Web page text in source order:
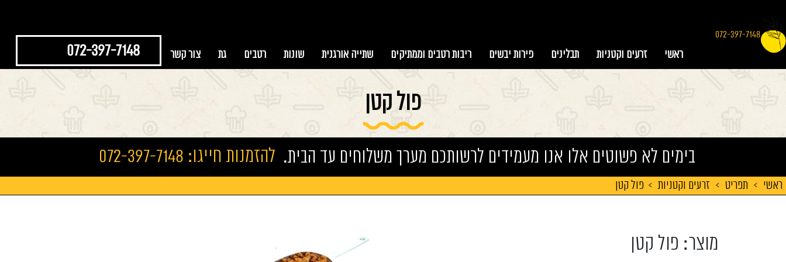
072-397-7148
ראשי זרעים וקטניות תבלינים פירות יבשים ריבות רטבים וממתיקים שתייה אורגנית שונות רטבים גת צור קשר 072-397-7148
פול קטן
בימים לא פשוטים אלו אנו מעמידים לרשותכם מערך משלוחים עד הבית. להזמנות חייגו: 072-397-7148
ראשי > תפריט > זרעים וקטניות > פול קטן
מוצר: פול קטן